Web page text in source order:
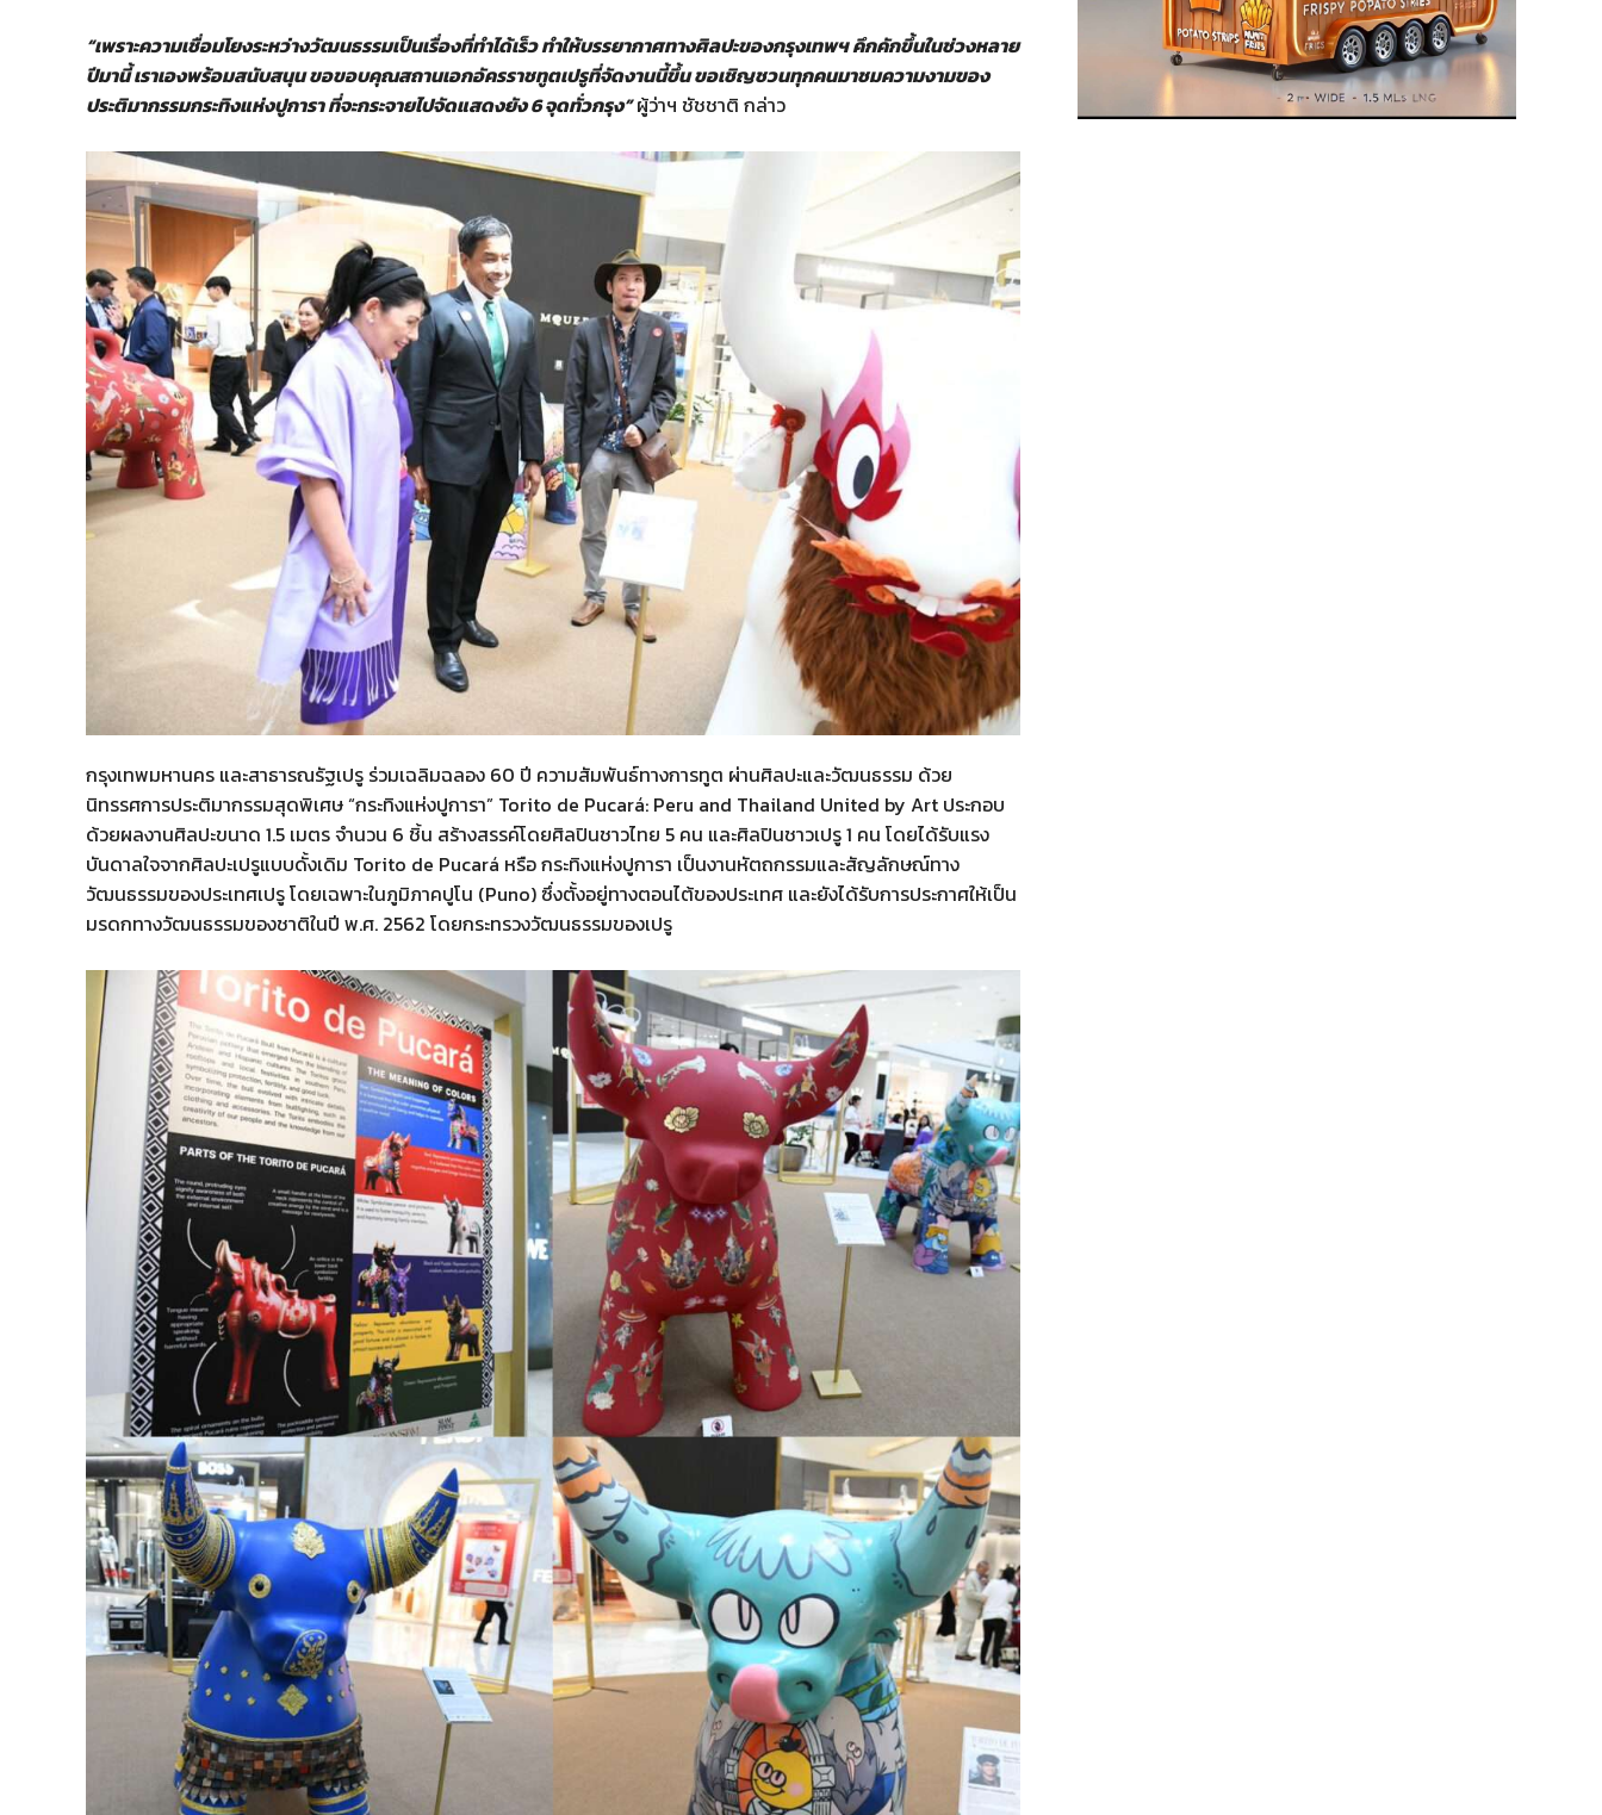
“เพราะความเชื่อมโยงระหว่างวัฒนธรรมเป็นเรื่องที่ทำได้เร็ว ทำให้บรรยากาศทางศิลปะของกรุงเทพฯ คึกคักขึ้นในช่วงหลาย
ปีมานี้ เราเองพร้อมสนับสนุน ขอขอบคุณสถานเอกอัครราชทูตเปรูที่จัดงานนี้ขึ้น ขอเชิญชวนทุกคนมาชมความงามของ
ประติมากรรมกระทิงแห่งปูการา ที่จะกระจายไปจัดแสดงยัง 6 จุดทั่วกรุง”ผู้ว่าฯ ชัชชาติ กล่าว
กรุงเทพมหานคร และสาธารณรัฐเปรู ร่วมเฉลิมฉลอง 60 ปี ความสัมพันธ์ทางการทูต ผ่านศิลปะและวัฒนธรรม ด้วย
นิทรรศการประติมากรรมสุดพิเศษ “กระทิงแห่งปูการา” Torito de Pucará: Peru and Thailand United by Art ประกอบ
ด้วยผลงานศิลปะขนาด 1.5 เมตร จำนวน 6 ชิ้น สร้างสรรค์โดยศิลปินชาวไทย 5 คน และศิลปินชาวเปรู 1 คน โดยได้รับแรง
บันดาลใจจากศิลปะเปรูแบบดั้งเดิม Torito de Pucará หรือ กระทิงแห่งปูการา เป็นงานหัตถกรรมและสัญลักษณ์ทาง
วัฒนธรรมของประเทศเปรู โดยเฉพาะในภูมิภาคปูโน (Puno) ซึ่งตั้งอยู่ทางตอนไต้ของประเทศ และยังได้รับการประกาศให้เป็น
มรดกทางวัฒนธรรมของชาติในปี พ.ศ. 2562 โดยกระทรวงวัฒนธรรมของเปรู